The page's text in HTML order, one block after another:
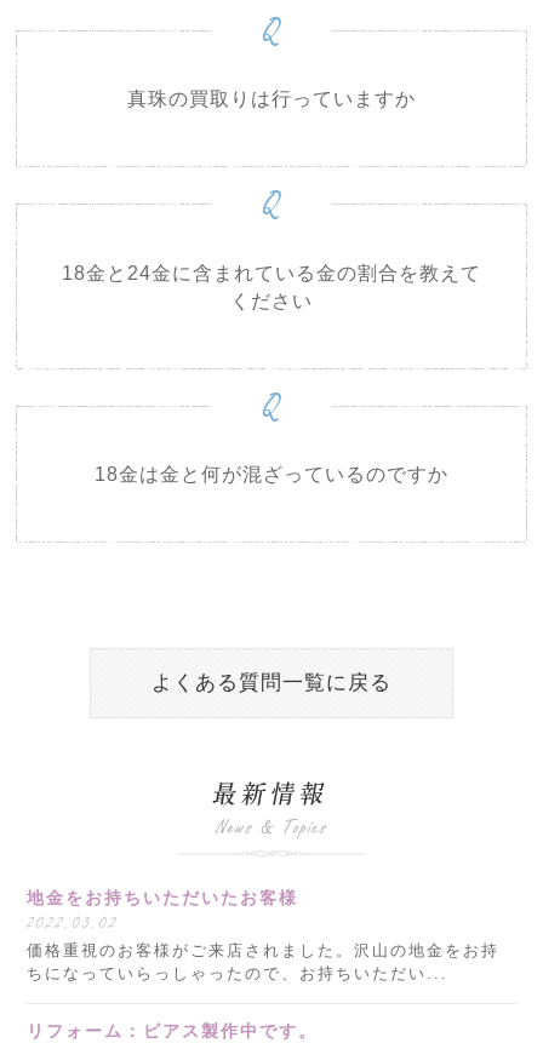
Q
真珠の買取りは行っていますか
Q
18金と24金に含まれている金の割合を教えて
ください
Q
18金は金と何が混ざっているのですか
よくある質問一覧に戻る
地金をお持ちいただいたお客様
2022.03.02
価格重視のお客様がご来店されました。沢山の地金をお持
ちになっていらっしゃったので、お持ちいただい...
リフォーム：ピアス製作中です。